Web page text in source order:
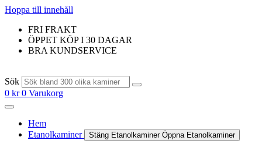
Hoppa till innehåll
FRI FRAKT
ÖPPET KÖP I 30 DAGAR
BRA KUNDSERVICE
Sök
0 kr 0 Varukorg
Hem
Etanolkaminer
Stäng Etanolkaminer Öppna Etanolkaminer